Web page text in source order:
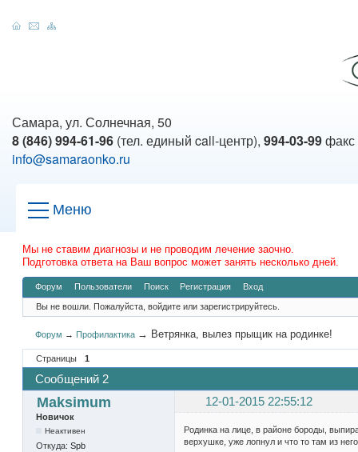
Самара, ул. Солнечная, 50
8 (846) 994-61-96 (тел. единый call-центр), 994-03-99факс
info@samaraonko.ru
Меню
Мы не ставим диагнозы и не проводим лечение заочно.
Подготовка ответа на Ваш вопрос может занять несколько дней.
Форум Пользователи Поиск Регистрация Вход
Вы не вошли. Пожалуйста, войдите или зарегистрируйтесь.
Форум → Профилактика → Ветрянка, вылез прыщик на родинке!
Страницы 1
Сообщений 2
Maksimum 12-01-2015 22:55:12
Новичок
Неактивен
Откуда: Spb
Родинка на лице, в районе бороды,
верхушке, уже лопнул и что то там из